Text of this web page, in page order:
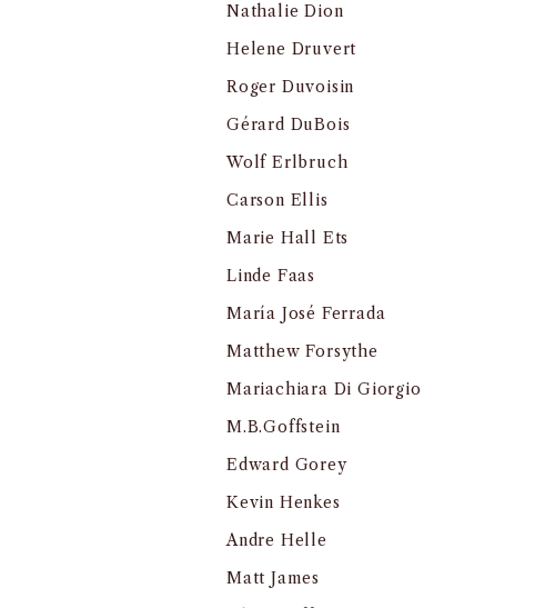
Nathalie Dion
Helene Druvert
Roger Duvoisin
Gérard DuBois
Wolf Erlbruch
Carson Ellis
Marie Hall Ets
Linde Faas
María José Ferrada
Matthew Forsythe
Mariachiara Di Giorgio
M.B.Goffstein
Edward Gorey
Kevin Henkes
Andre Helle
Matt James